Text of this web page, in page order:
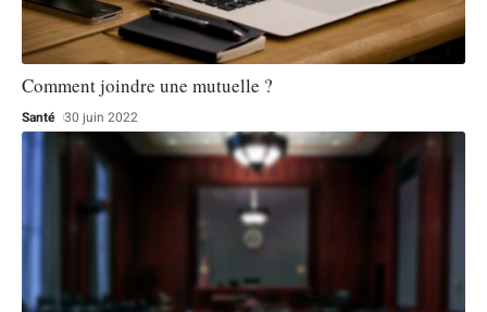
Comment joindre une mutuelle ?
Santé 30 juin 2022